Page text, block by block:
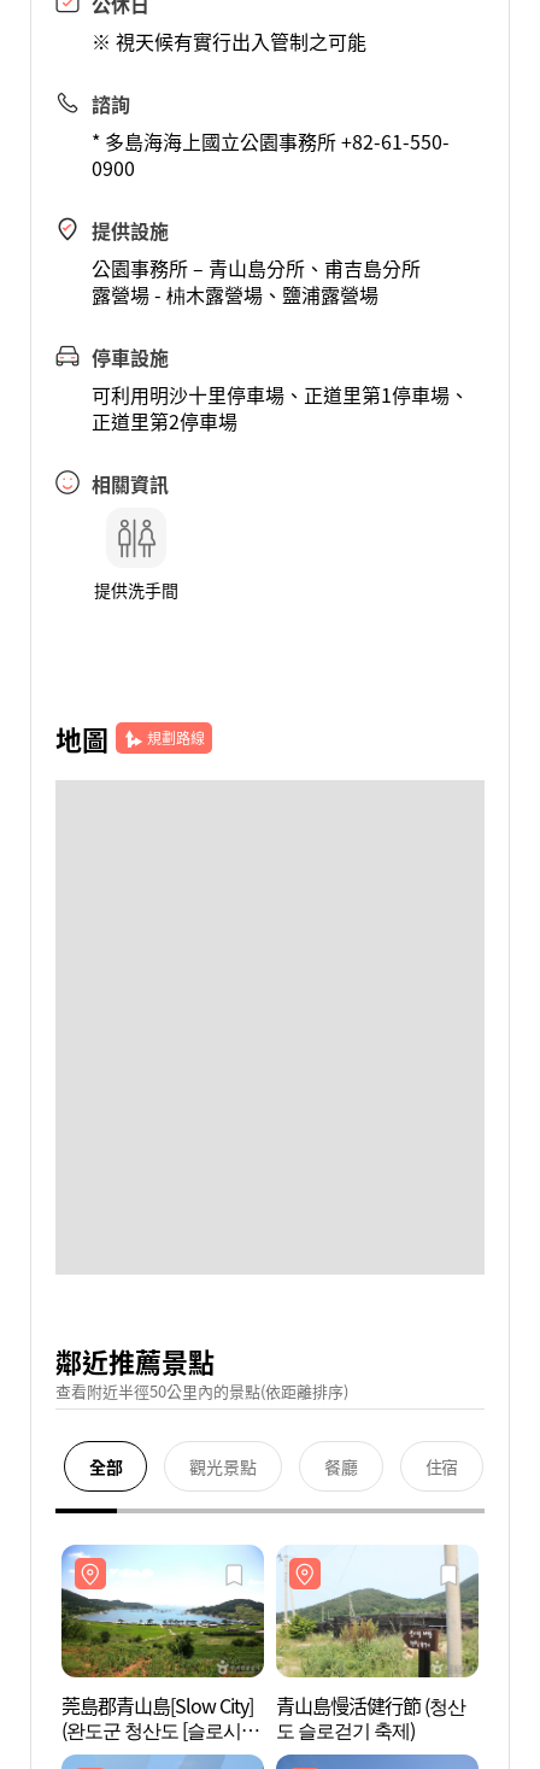
※ 視天候有實行出入管制之可能
諮詢
* 多島海海上國立公園事務所 +82-61-550-
0900
提供設施
公園事務所 – 青山島分所、甫吉島分所
露營場 - 枾木露營場、鹽浦露營場
停車設施
可利用明沙十里停車場、正道里第1停車場、
正道里第2停車場
相關資訊
提供洗手間
地圖 規劃路線
鄰近推薦景點
查看附近半徑50公里內的景點(依距離排序)
全部 觀光景點 餐廳 住宿
莞島郡青山島[Slow City]
(완도군 청산도 [슬로시
티])
青山島慢活健行節 (청산
도 슬로걷기 축제)